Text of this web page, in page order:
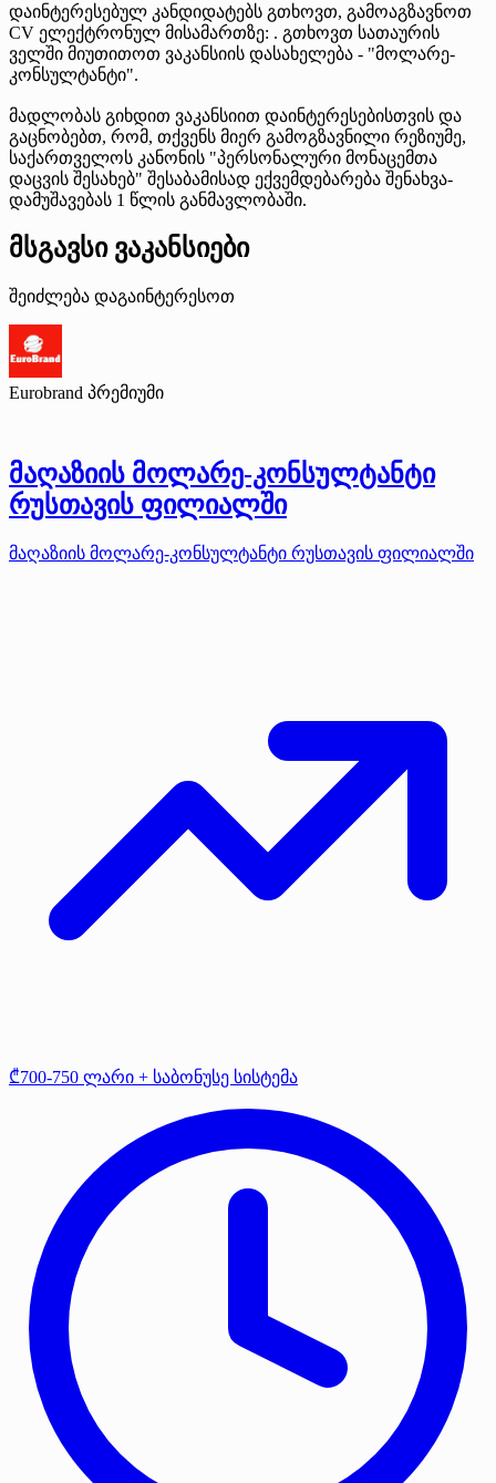
დაინტერესებულ კანდიდატებს გთხოვთ, გამოაგზავნოთ
CV ელექტრონულ მისამართზე: . გთხოვთ სათაურის
ველში მიუთითოთ ვაკანსიის დასახელება - "მოლარე-
კონსულტანტი".
მადლობას გიხდით ვაკანსიით დაინტერესებისთვის და
გაცნობებთ, რომ, თქვენს მიერ გამოგზავნილი რეზიუმე,
საქართველოს კანონის "პერსონალური მონაცემთა
დაცვის შესახებ" შესაბამისად ექვემდებარება შენახვა-
დამუშავებას 1 წლის განმავლობაში.
მსგავსი ვაკანსიები
შეიძლება დაგაინტერესოთ
Eurobrand პრემიუმი
მაღაზიის მოლარე-კონსულტანტი
რუსთავის ფილიალში
მაღაზიის მოლარე-კონსულტანტი რუსთავის ფილიალში
₾700-750 ლარი + საბონუსე სისტემა